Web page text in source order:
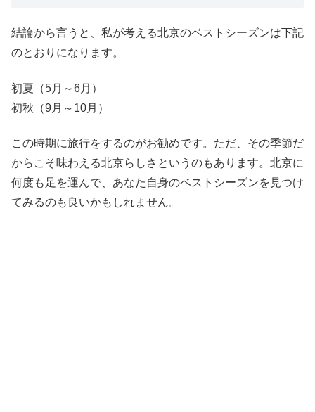
結論から言うと、私が考える北京のベストシーズンは下記
のとおりになります。
初夏（5月～6月）
初秋（9月～10月）
この時期に旅行をするのがお勧めです。ただ、その季節だ
からこそ味わえる北京らしさというのもあります。北京に
何度も足を運んで、あなた自身のベストシーズンを見つけ
てみるのも良いかもしれません。